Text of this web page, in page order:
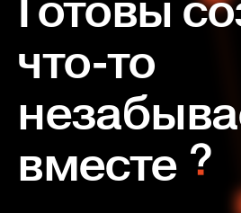
что-то
вместе